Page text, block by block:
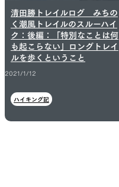
清田勝トレイルログ みちの
く潮風トレイルのスルーハイ
ク：後編：「特別なことは何
も起こらない」ロングトレイ
ルを歩くということ
2021/1/12
ハイキング記